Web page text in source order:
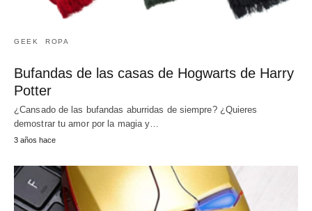
GEEK ROPA
Bufandas de las casas de Hogwarts de Harry
Potter
¿Cansado de las bufandas aburridas de siempre? ¿Quieres
demostrar tu amor por la magia y…
3 años hace